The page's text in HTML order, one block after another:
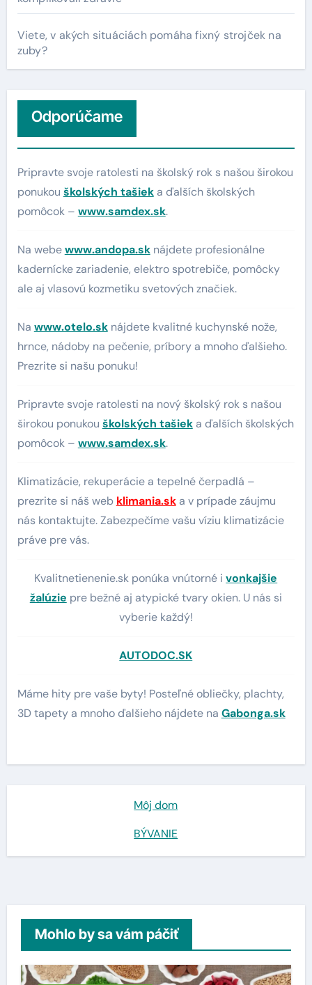
Viete, v akých situáciách pomáha fixný strojček na
zuby?
Odporúčame
Pripravte svoje ratolesti na školský rok s našou širokou
ponukou školských tašieka ďalších školských
pomôcok – www.samdex.sk.
Na webewww.andopa.sk nájdete profesionálne
kadernícke zariadenie, elektro spotrebiče, pomôcky
ale aj vlasovú kozmetiku svetových značiek.
Na www.otelo.sknájdete kvalitné kuchynské nože,
hrnce, nádoby na pečenie, príbory a mnoho ďalšieho.
Prezrite si našu ponuku!
Pripravte svoje ratolesti na nový školský rok s našou
širokou ponukou školských tašieka ďalších školských
pomôcok – www.samdex.sk.
Klimatizácie, rekuperácie a tepelné čerpadlá –
prezrite si náš web klimania.ska v prípade záujmu
nás kontaktujte. Zabezpečíme vašu víziu klimatizácie
práve pre vás.
Kvalitnetienenie.sk ponúka vnútorné ivonkajšie
žalúzie pre bežné aj atypické tvary okien. U nás si
vyberie každý!
AUTODOC.SK
Máme hity pre vaše byty! Posteľné obliečky, plachty,
3D tapety a mnoho ďalšieho nájdete na Gabonga.sk
Môj dom
BÝVANIE
Mohlo by sa vám páčiť